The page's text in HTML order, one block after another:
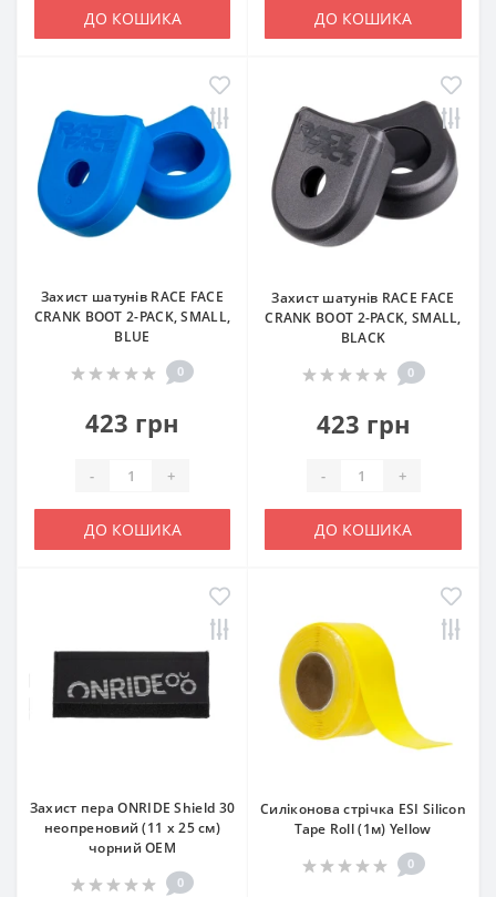
ДО КОШИКА ДО КОШИКА
Захист шатунів RACE FACE
CRANK BOOT 2-PACK, SMALL,
BLUE
0
423 грн
- +
ДО КОШИКА
Захист шатунів RACE FACE
CRANK BOOT 2-PACK, SMALL,
BLACK
0
423 грн
- +
ДО КОШИКА
Захист пера ONRIDE Shield 30
неопреновий (11 x 25 см)
чорний ОЕМ
0
Силіконова стрічка ESI Silicon
Tape Roll (1м) Yellow
0